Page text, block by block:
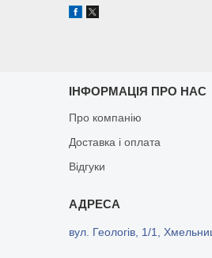
ІНФОРМАЦІЯ ПРО НАС
Про компанію
Доставка і оплата
Відгуки
вул. Геологів, 1/1,